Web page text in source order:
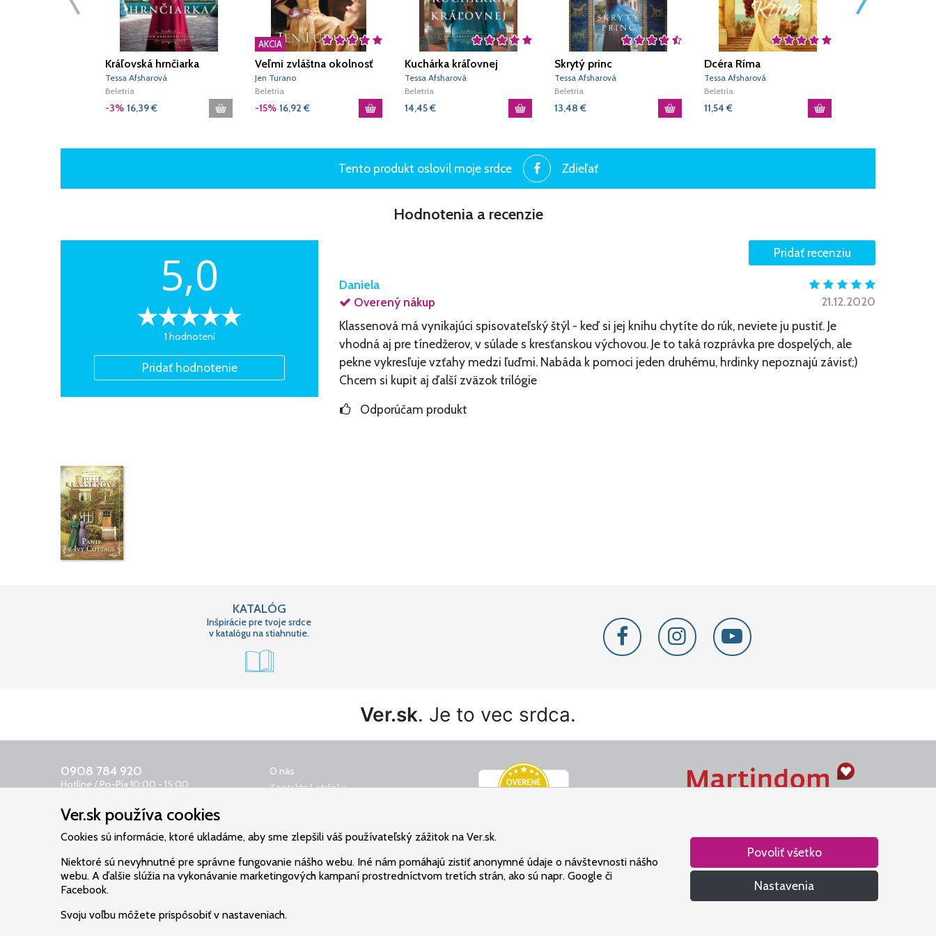
Kráľovská hrnčiarka
Tessa Afsharová
Beletria
-3% 16,39€
AKCIA
Veľmi zvláštna okolnosť
Jen Turano
Beletria
-15% 16,92 €
Kuchárka kráľovnej
Tessa Afsharová
Beletria
14,45€
Skrytý princ
Tessa Afsharová
Beletria
13,48 €
Dcéra Ríma
Tessa Afsharová
Beletria
11,54 €
Tento produkt oslovil moje srdce Zdieľať
Hodnotenia a recenzie
5,0
1 hodnotení
Daniela
Overený nákup
21.12.2020
Klassenová má vynikajúci spisovateľský štýl - keď si jej knihu chytíte do rúk, neviete ju pustiť. Je
vhodná aj pre tínedžerov, v súlade s kresťanskou výchovou. Je to taká rozprávka pre dospelých, ale
pekne vykresľuje vzťahy medzi ľuďmi. Nabáda k pomoci jeden druhému, hrdinky nepoznajú závisť;)
Chcem si kupit aj ďalší zväzok trilógie
Odporúčam produkt
KATALÓG
Inšpirácie pre tvoje srdce
v katalógu na stiahnutie.
Ver.sk. Je to vec srdca.
0908 784 920
Hotline / Po-Pia 10:00 - 15:00
Odkazovač 24 h
objednavky@ver.sk
O nás
Kontaktná stránka
Ochrana osobných údajov
Poštovné
Cookies
ktoré pomáha nájsť vzťah s Bohom.
Ver.sk používa cookies
Cookies sú informácie, ktoré ukladáme, aby sme zlepšili váš používateľský zážitok na Ver.sk.
Niektoré sú nevyhnutné pre správne fungovanie nášho webu. Iné nám pomáhajú zistiť anonymné údaje o návštevnosti nášho
webu. A ďalšie slúžia na vykonávanie marketingových kampaní prostredníctvom tretích strán, ako sú napr. Google či
Facebook.
Svoju voľbu môžete prispôsobiť v nastaveniach.
Povoliť všetko
Nastavenia